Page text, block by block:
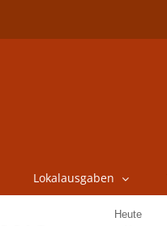
Lokalausgaben